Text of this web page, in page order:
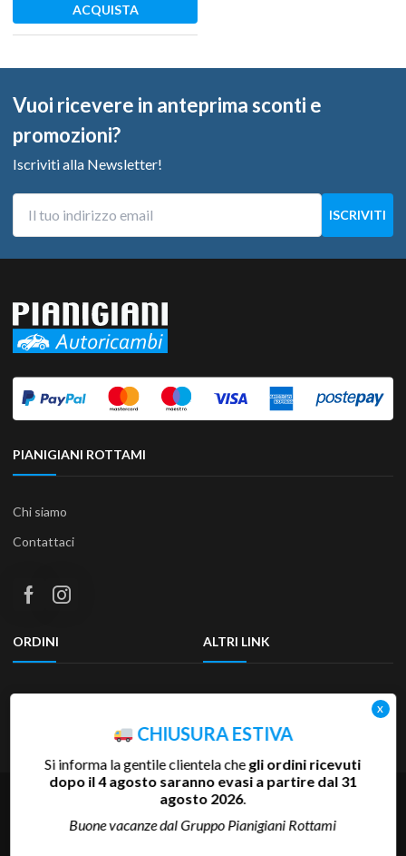
ACQUISTA
Vuoi ricevere in anteprima sconti e
promozioni?
Iscriviti alla Newsletter!
PIANIGIANI ROTTAMI
Chi siamo
Contattaci
ORDINI
Termini e condizioni
ALTRI LINK
Privacy Policy
Accessibilità
Copyright 2025 Pianigiani Rottami Srl | P.Iva 00655510527 | REA
SI-81793 | Cap.Soc. 600.000 €
CHIUSURA ESTIVA
Si informa la gentile clientela chegli ordini ricevuti
dopo il 4 agosto saranno evasi a partire dal 31
agosto 2026.
Buone vacanze dal Gruppo Pianigiani Rottami